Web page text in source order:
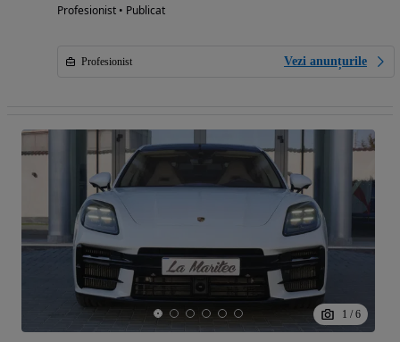
Profesionist • Publicat
Profesionist Vezi anunțurile
1 / 6